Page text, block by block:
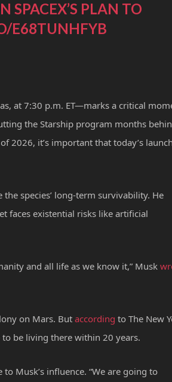
SPACEX’S PLAN TO
E68TUNHFYB
at 7:30 p.m. ET—marks a critical
the Starship program months
2026, it’s important that today’s
species’ long-term survivability. He
faces existential risks like artificial
and all life as we know it,” Musk
on Mars. But according to The New
be living there within 20 years.
Musk’s influence. “We are going to